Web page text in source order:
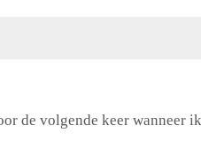
de volgende keer wanneer